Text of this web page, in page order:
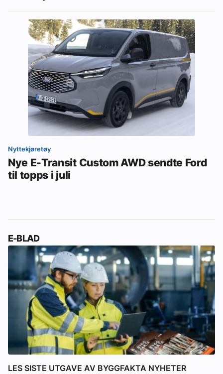
Nyttekjøretøy
Nye E-Transit Custom AWD sendte Ford
til topps i juli
E-BLAD
LES SISTE UTGAVE AV BYGGFAKTA NYHETER